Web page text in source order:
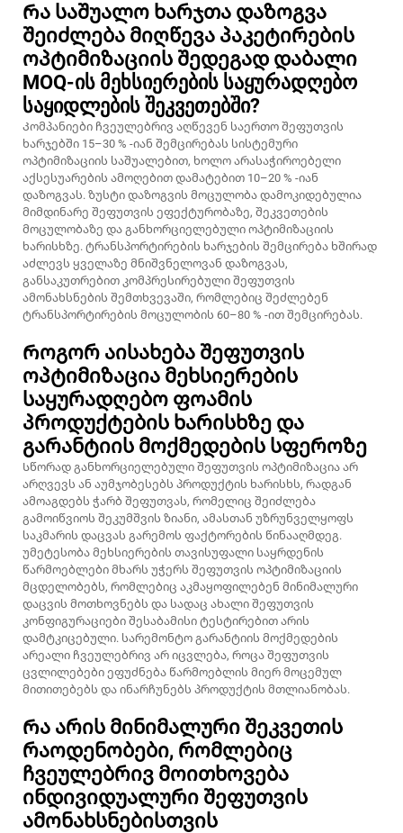
Რა საშუალო ხარჯთა დაზოგვა
შეიძლება მიღწევა პაკეტირების
ოპტიმიზაციის შედეგად დაბალი
MOQ-ის მეხსიერების საყურადღებო
საყიდლების შეკვეთებში?
Კომპანიები ჩვეულებრივ აღწევენ საერთო შეფუთვის
ხარჯებში 15–30 % -იან შემცირებას სისტემური
ოპტიმიზაციის საშუალებით, ხოლო არასაჭიროებელი
აქსესუარების ამოღებით დამატებით 10–20 % -იან
დაზოგვას. ზუსტი დაზოგვის მოცულობა დამოკიდებულია
მიმდინარე შეფუთვის ეფექტურობაზე, შეკვეთების
მოცულობაზე და განხორციელებული ოპტიმიზაციის
ხარისხზე. ტრანსპორტირების ხარჯების შემცირება ხშირად
აძლევს ყველაზე მნიშვნელოვან დაზოგვას,
განსაკუთრებით კომპრესირებული შეფუთვის
ამონახსნების შემთხვევაში, რომლებიც შეძლებენ
ტრანსპორტირების მოცულობის 60–80 % -ით შემცირებას.
Როგორ აისახება შეფუთვის
ოპტიმიზაცია მეხსიერების
საყურადღებო ფოამის
პროდუქტების ხარისხზე და
გარანტიის მოქმედების სფეროზე
Სწორად განხორციელებული შეფუთვის ოპტიმიზაცია არ
არღვევს ან აუმჯობესებს პროდუქტის ხარისხს, რადგან
ამოაგდებს ჭარბ შეფუთვას, რომელიც შეიძლება
გამოიწვიოს შეკუმშვის ზიანი, ამასთან უზრუნველყოფს
საკმარის დაცვას გარემოს ფაქტორების წინააღმდეგ.
უმეტესობა მეხსიერების თავისუფალი საყრდენის
წარმოებლები მხარს უჭერს შეფუთვის ოპტიმიზაციის
მცდელობებს, რომლებიც აკმაყოფილებენ მინიმალური
დაცვის მოთხოვნებს და სადაც ახალი შეფუთვის
კონფიგურაციები შესაბამისი ტესტირებით არის
დამტკიცებული. სარემონტო გარანტიის მოქმედების
არეალი ჩვეულებრივ არ იცვლება, როცა შეფუთვის
ცვლილებები ეფუძნება წარმოებლის მიერ მოცემულ
მითითებებს და ინარჩუნებს პროდუქტის მთლიანობას.
Რა არის მინიმალური შეკვეთის
რაოდენობები, რომლებიც
ჩვეულებრივ მოითხოვება
ინდივიდუალური შეფუთვის
ამონახსნებისთვის